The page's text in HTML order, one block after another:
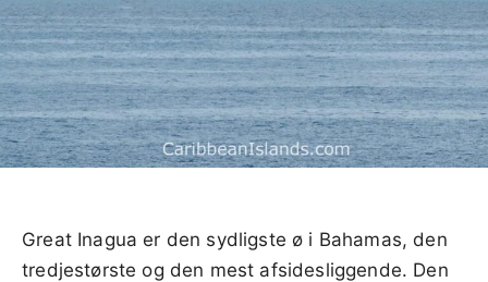
Great Inagua er den sydligste ø i Bahamas, den
tredjestørste og den mest afsidesliggende. Den